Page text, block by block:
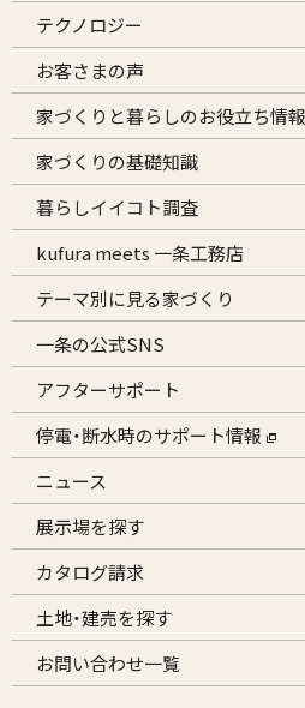
テクノロジー
お客さまの声
家づくりと暮らしのお役立ち情報
家づくりの基礎知識
暮らしイイコト調査
kufura meets 一条工務店
テーマ別に見る家づくり
一条の公式SNS
アフターサポート
停電・断水時のサポート情報
ニュース
展示場を探す
カタログ請求
土地・建売を探す
お問い合わせ一覧